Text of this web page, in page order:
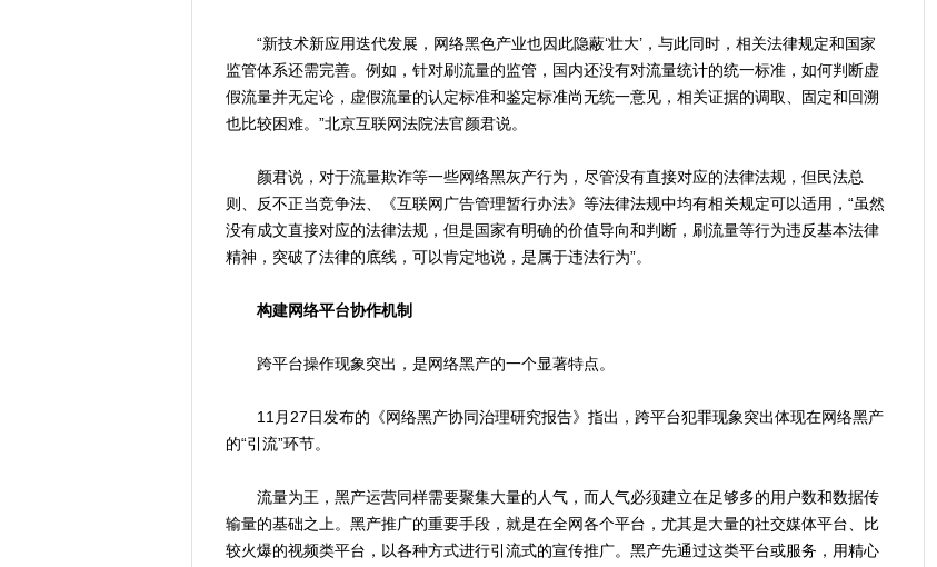
“新技术新应用迭代发展，网络黑色产业也因此隐蔽‘壮大’，与此同时，相关法律规定和国家
监管体系还需完善。例如，针对刷流量的监管，国内还没有对流量统计的统一标准，如何判断虚
假流量并无定论，虚假流量的认定标准和鉴定标准尚无统一意见，相关证据的调取、固定和回溯
也比较困难。”北京互联网法院法官颜君说。
颜君说，对于流量欺诈等一些网络黑灰产行为，尽管没有直接对应的法律法规，但民法总
则、反不正当竞争法、《互联网广告管理暂行办法》等法律法规中均有相关规定可以适用，“虽然
没有成文直接对应的法律法规，但是国家有明确的价值导向和判断，刷流量等行为违反基本法律
精神，突破了法律的底线，可以肯定地说，是属于违法行为”。
构建网络平台协作机制
跨平台操作现象突出，是网络黑产的一个显著特点。
11月27日发布的《网络黑产协同治理研究报告》指出，跨平台犯罪现象突出体现在网络黑产
的“引流”环节。
流量为王，黑产运营同样需要聚集大量的人气，而人气必须建立在足够多的用户数和数据传
输量的基础之上。黑产推广的重要手段，就是在全网各个平台，尤其是大量的社交媒体平台、比
较火爆的视频类平台，以各种方式进行引流式的宣传推广。黑产先通过这类平台或服务，用精心